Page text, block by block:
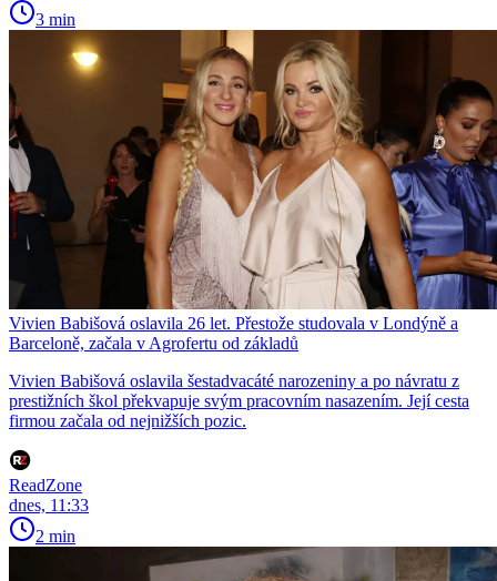
3 min
Vivien Babišová oslavila 26 let. Přestože studovala v Londýně a
Barceloně, začala v Agrofertu od základů
Vivien Babišová oslavila šestadvacáté narozeniny a po návratu z
prestižních škol překvapuje svým pracovním nasazením. Její cesta
firmou začala od nejnižších pozic.
ReadZone
dnes, 11:33
2 min